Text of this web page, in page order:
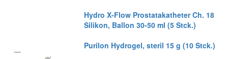
Hydro X-Flow Prostatakatheter Ch. 18
Silikon, Ballon 30-50 ml (5 Stck.)
Purilon Hydrogel, steril 15 g (10 Stck.)